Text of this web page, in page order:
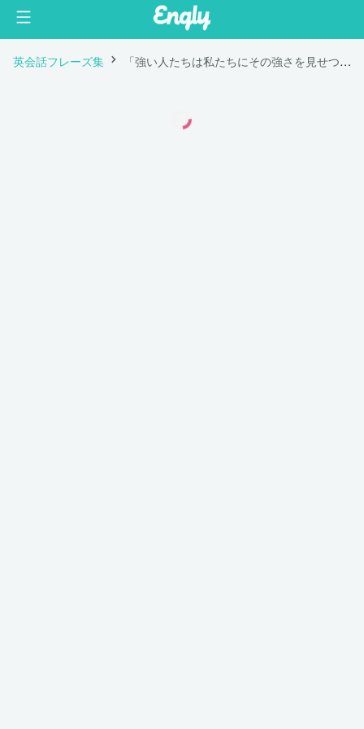
英会話フレーズ集 「強い人たちは私たちにその強さを見せつける人ではなく、私たちが知る由もない戦いに勝っている人たちのこと。」は英語で "The strongest people are not those who show strength in front of us but those who win battles we know nothing about."